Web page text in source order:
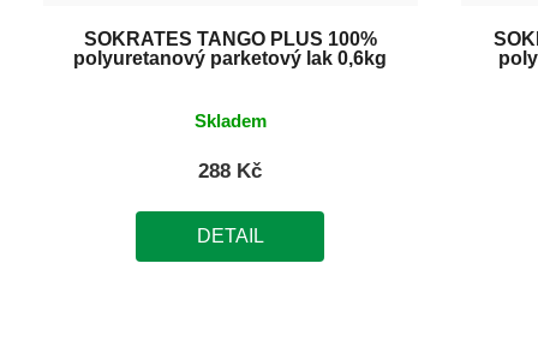
SOKRATES TANGO PLUS 100%
polyuretanový parketový lak 0,6kg
Skladem
288 Kč
DETAIL